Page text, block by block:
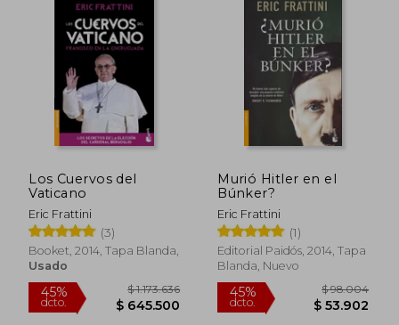
45%
dcto. $ 97.285
Los Cuervos del
Vaticano
Eric Frattini
(3)
Booket, 2014, Tapa Blanda,
Usado
Murió Hitler en el
Búnker?
Eric Frattini
(1)
Editorial Paidós, 2014, Tapa
Blanda, Nuevo